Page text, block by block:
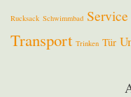
Rucksack Schwimmbad Service
Transport Trinken Tür